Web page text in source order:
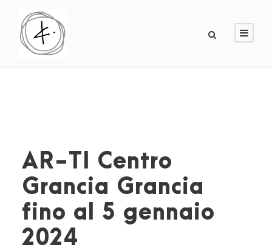
AR-TI Centro
Grancia Grancia
fino al 5 gennaio
2024